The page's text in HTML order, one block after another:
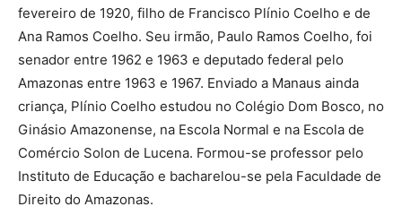
fevereiro de 1920, filho de Francisco Plínio Coelho e de
Ana Ramos Coelho. Seu irmão, Paulo Ramos Coelho, foi
senador entre 1962 e 1963 e deputado federal pelo
Amazonas entre 1963 e 1967. Enviado a Manaus ainda
criança, Plínio Coelho estudou no Colégio Dom Bosco, no
Ginásio Amazonense, na Escola Normal e na Escola de
Comércio Solon de Lucena. Formou-se professor pelo
Instituto de Educação e bacharelou-se pela Faculdade de
Direito do Amazonas.